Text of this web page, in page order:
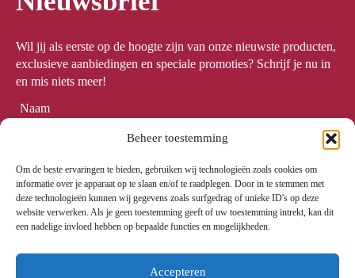
Beheer toestemming
Om de beste ervaringen te bieden, gebruiken wij technologieën zoals cookies om
informatie over je apparaat op te slaan en/of te raadplegen. Door in te stemmen met
deze technologieën kunnen wij gegevens zoals surfgedrag of unieke ID's op deze
website verwerken. Als je geen toestemming geeft of uw toestemming intrekt, kan dit
een nadelige invloed hebben op bepaalde functies en mogelijkheden.
Accepteren
Wil jij als eerste op de hoogte zijn van onze nieuwste producten,
exclusieve aanbiedingen en speciale promoties? Schrijf je nu in
en mis niets meer!
Naam *
Email *
Meld me aan